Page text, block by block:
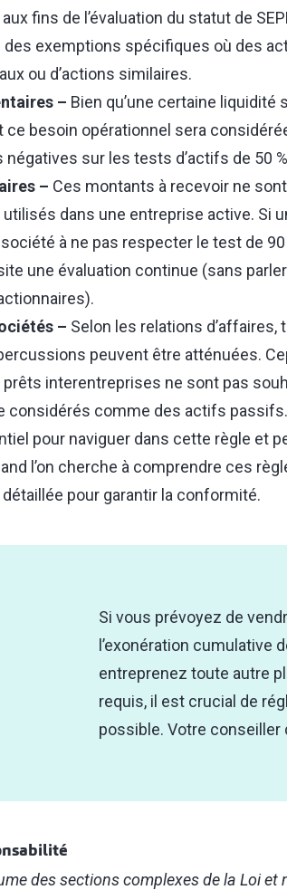
fins de l’évaluation du statut de
des exemptions spécifiques où des
ou d’actions similaires.
– Bien qu’une certaine
ce besoin opérationnel sera
sur les tests d’actifs de 50
– Ces montants à recevoir ne
dans une entreprise active. Si
à ne pas respecter le test de
une évaluation continue (sans
– Selon les relations d’affaires,
peuvent être atténuées.
interentreprises ne sont pas
considérés comme des actifs
pour naviguer dans cette règle et
l’on cherche à comprendre ces
pour garantir la conformité.
Si vous prévoyez de
l’exonération cumulative
entreprenez toute autre
requis, il est crucial de
possible. Votre conseiller
des sections complexes de la Loi